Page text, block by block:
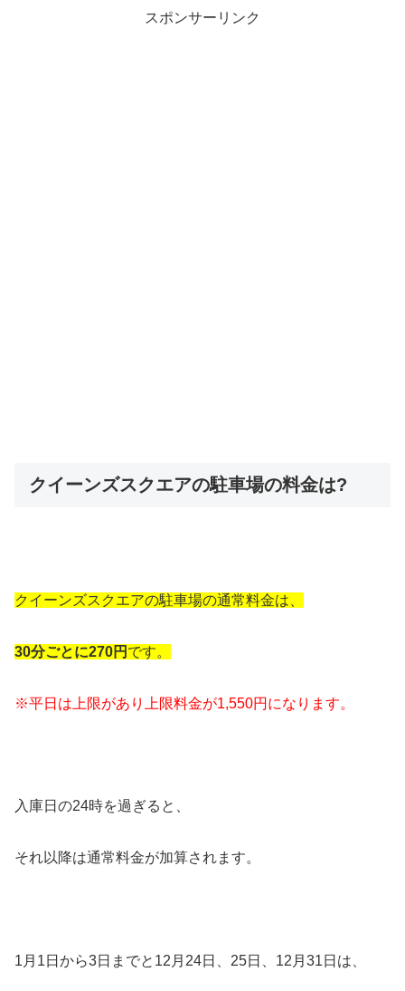
スポンサーリンク
クイーンズスクエアの駐車場の料金は?
クイーンズスクエアの駐車場の通常料金は、
30分ごとに270円 です。
※平日は上限があり上限料金が1,550円になります。
入庫日の24時を過ぎると、
それ以降は通常料金が加算されます。
1月1日から3日までと12月24日、25日、12月31日は、